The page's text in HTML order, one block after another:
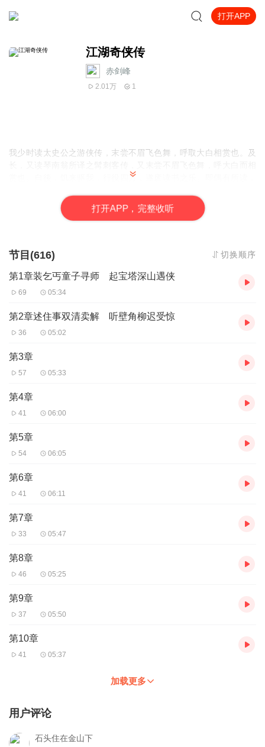
打开APP
江湖奇侠传
赤剑峰
2.01万 1
我少时读太史公之游侠传，末尝不眉飞色舞，呼取大白相赏也。及
赏也。自後，饥来驱我，行役四方，遂废读书之乐。即偶有所读，
志，如彼游侠传、髯刺客传二书者，迄末可得也。
兹者，佣书海上，世界书局主人沈君忽以不肖生所着之相示：则巨
之目前矣。所可慨者。则前此我方在血气末定之时，跳踉叫嚣，窃
斯可哀耳！
至此书措词之妙，运笔之奇，结构之情严，布局之老当，固为不肖
子济群为之加评；朗若列眉，固不待余之词费矣。
打开APP，完整收听
节目(616) 切换顺序
第1章装乞丐童子寻师 起宝塔深山遇侠
69 05:34
第2章述住事双清卖解 听壁角柳迟受惊
36 05:02
第3章
57 05:33
第4章
41 06:00
第5章
54 06:05
第6章
41 06:11
第7章
33 05:47
第8章
46 05:25
第9章
37 05:50
第10章
41 05:37
加载更多
用户评论
石头住在金山下